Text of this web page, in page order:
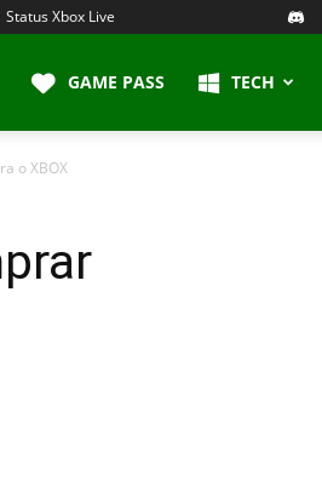
Status Xbox Live
GAME PASS TECH
o XBOX